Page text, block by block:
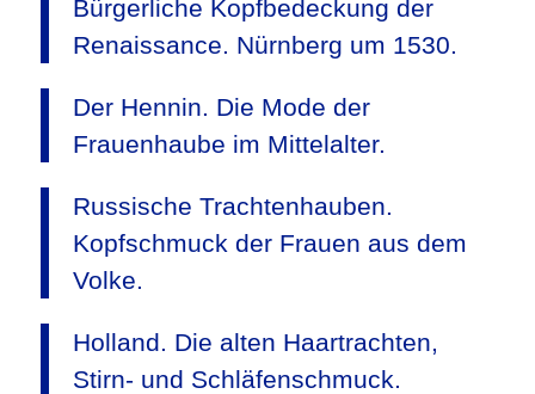
Bürgerliche Kopfbedeckung der
Renaissance. Nürnberg um 1530.
Der Hennin. Die Mode der
Frauenhaube im Mittelalter.
Russische Trachtenhauben.
Kopfschmuck der Frauen aus dem
Volke.
Holland. Die alten Haartrachten,
Stirn- und Schläfenschmuck.